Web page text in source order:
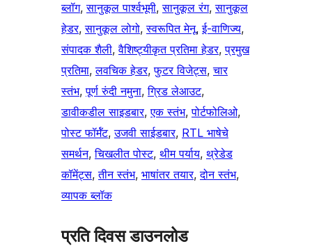
ब्लॉग, सानुकूल पार्श्वभूमी, सानुकूल रंग, सानुकूल
हेडर, सानुकूल लोगो, स्वरूपित मेनू, ई-वाणिज्य
संपादक शैली, वैशिष्ट्यीकृत प्रतिमा हेडर, प्रमुख
प्रतिमा, लवचिक हेडर, फुटर विजेट्स, चार
स्तंभ, पूर्ण रुंदी नमुना, ग्रिड लेआउट
डावीकडील साइडबार, एक स्तंभ, पोर्टफोलिओ
पोस्ट फॉर्मॅट, उजवी साईडबार, RTL भाषेचे
समर्थन, चिखलीत पोस्ट, थीम पर्याय, थ्रेडेड
कॉमेंट्स, तीन स्तंभ, भाषांतर तयार, दोन स्तंभ
व्यापक ब्लॉक
प्रति दिवस डाउनलोड